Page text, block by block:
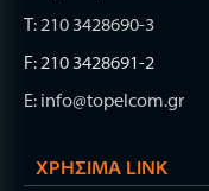
Τ: 210 3428690-3
F: 210 3428691-2
E: info@topelcom.gr
ΧΡΉΣΙΜΑ LINK